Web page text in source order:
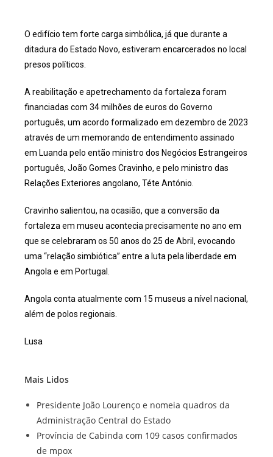
O edifício tem forte carga simbólica, já que durante a
ditadura do Estado Novo, estiveram encarcerados no local
presos políticos.
A reabilitação e apetrechamento da fortaleza foram
financiadas com 34 milhões de euros do Governo
português, um acordo formalizado em dezembro de 2023
através de um memorando de entendimento assinado
em Luanda pelo então ministro dos Negócios Estrangeiros
português, João Gomes Cravinho, e pelo ministro das
Relações Exteriores angolano, Téte António.
Cravinho salientou, na ocasião, que a conversão da
fortaleza em museu acontecia precisamente no ano em
que se celebraram os 50 anos do 25 de Abril, evocando
uma “relação simbiótica” entre a luta pela liberdade em
Angola e em Portugal.
Angola conta atualmente com 15 museus a nível nacional,
além de polos regionais.
Lusa
Mais Lidos
Presidente João Lourenço e nomeia quadros da
Administração Central do Estado
Província de Cabinda com 109 casos confirmados
de mpox